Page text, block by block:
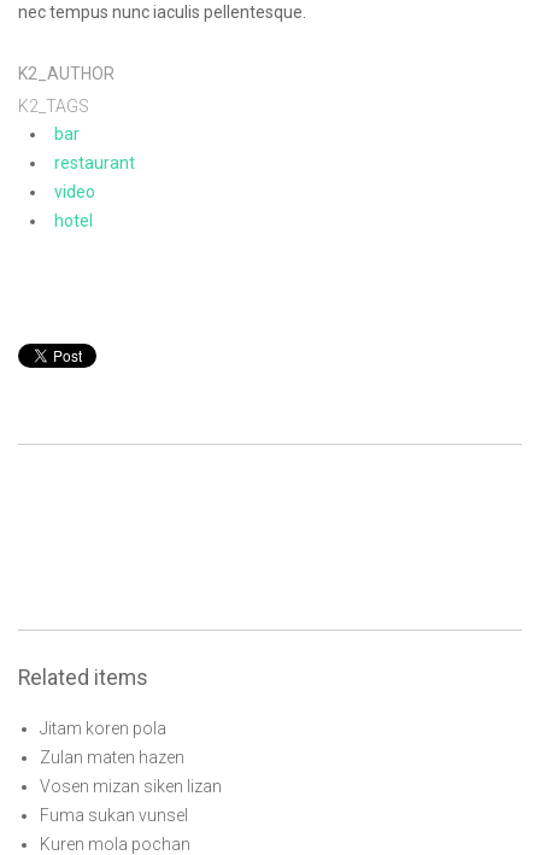
nec tempus nunc iaculis pellentesque.
K2_AUTHOR
K2_TAGS
bar
restaurant
video
hotel
Related items
Jitam koren pola
Zulan maten hazen
Vosen mizan siken lizan
Fuma sukan vunsel
Kuren mola pochan